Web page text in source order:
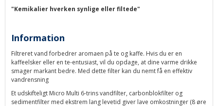
"Kemikalier hverken synlige eller filtede"
Information
Filtreret vand forbedrer aromaen på te og kaffe. Hvis du er en
kaffeelsker eller en te-entusiast, vil du opdage, at dine varme drikke
smager markant bedre. Med dette filter kan du nemt få en effektiv
vandrensning
Et udskifteligt Micro Multi 6-trins vandfilter, carbonblokfilter og
sedimentfilter med ekstrem lang levetid giver lave omkostninger (8 øre